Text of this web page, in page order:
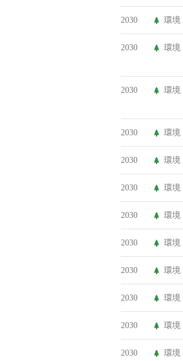
2030 環境
2030 環境
2030 環境
2030 環境
2030 環境
2030 環境
2030 環境
2030 環境
2030 環境
2030 環境
2030 環境
2030 環境